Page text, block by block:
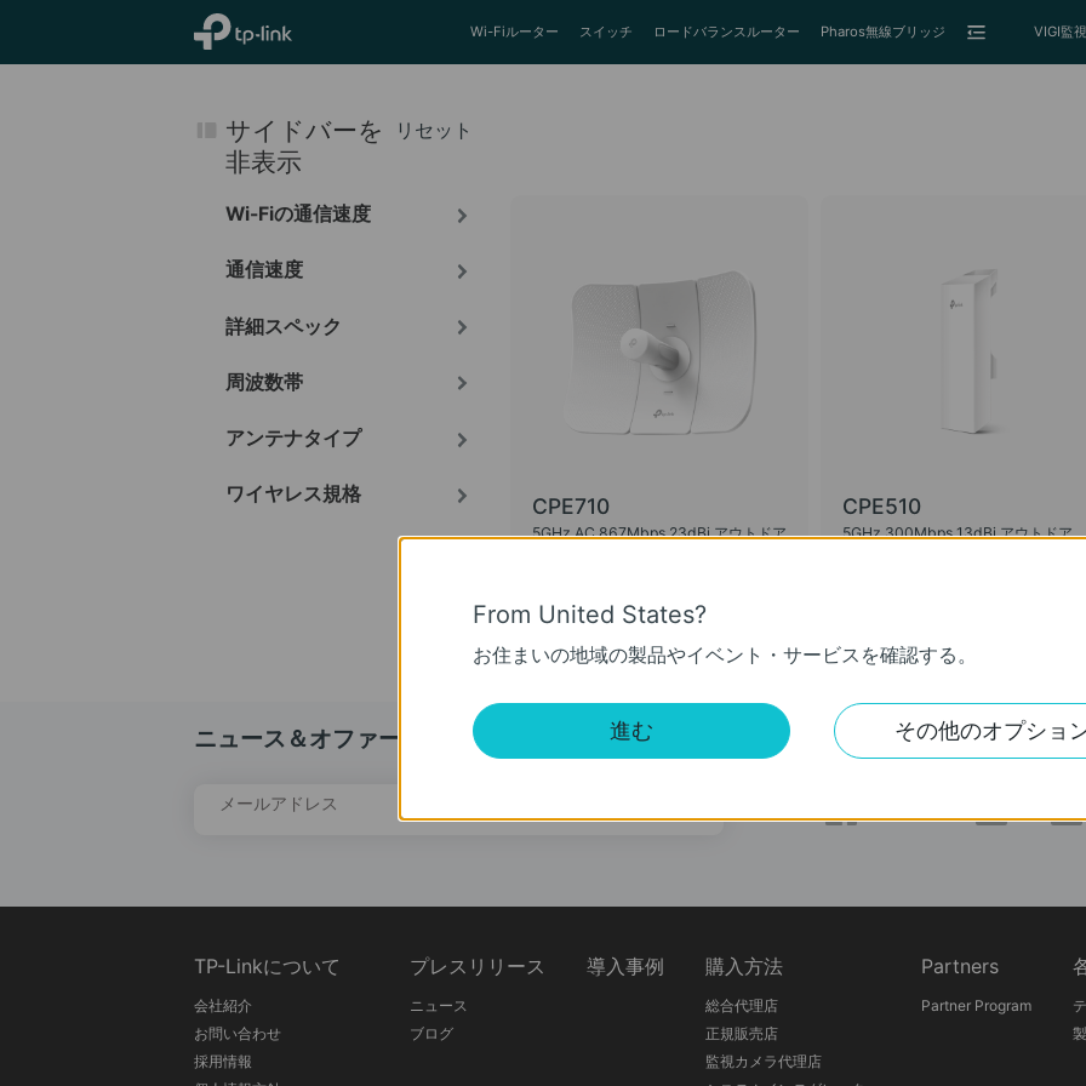
TP-Link, Reliably Smart Wi-Fiルーター スイッチ ロードバランスルーター Pharos無線ブリッジ VIGI監
リセット
サイドバーを
非表示
Wi-Fiの通信速度
通信速度
詳細スペック
周波数帯
アンテナタイプ
ワイヤレス規格 CPE710
5GHz AC 867Mbps 23dBi アウトドア
CPE510
5GHz 300Mbps 13dBi アウトドア
ニュース＆オファー
メールアドレス
ソーシャルメディア
TP-Linkについて
会社紹介
お問い合わせ
採用情報
プレスリリース
ニュース
ブログ
導入事例 購入方法
総合代理店
正規販売店
監視カメラ代理店
Partners
Partner Program
From United States?
お住まいの地域の製品やイベント・サービスを確認する。
進む その他のオプショ